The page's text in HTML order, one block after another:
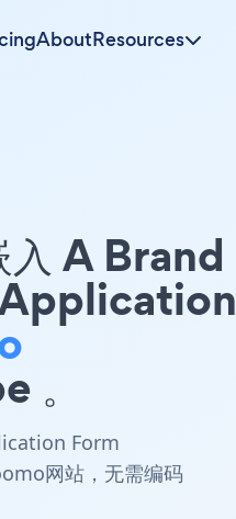
AboutResources
入 A Brand
。
Form
网站，无需编码